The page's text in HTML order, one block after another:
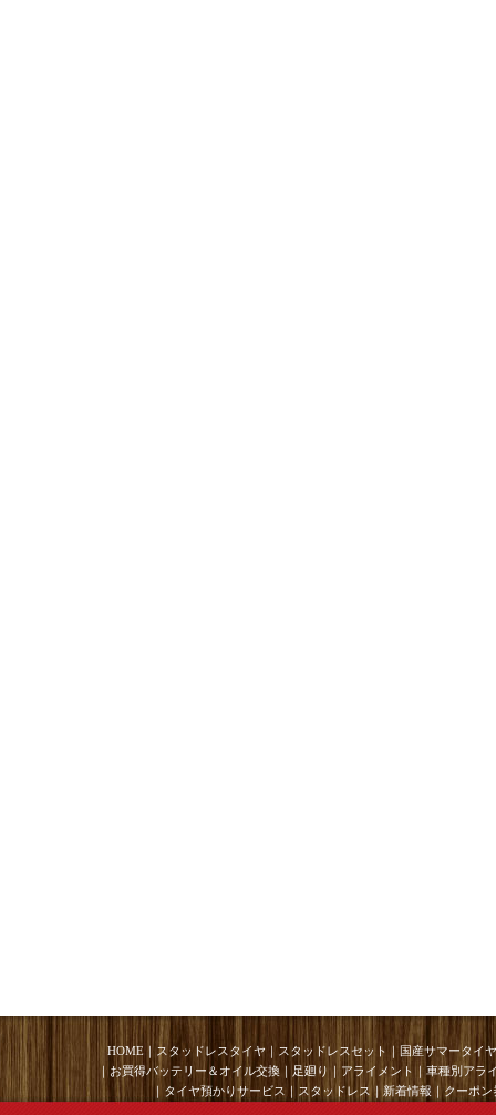
HOME ｜ スタッドレスタイヤ ｜ スタッドレスセット ｜ 国産サマータイ
｜ お買得バッテリー＆オイル交換 ｜ 足廻り ｜ アライメント ｜ 車種別アラ
｜ タイヤ預かりサービス ｜ スタッドレス ｜ 新着情報 ｜ クーポン